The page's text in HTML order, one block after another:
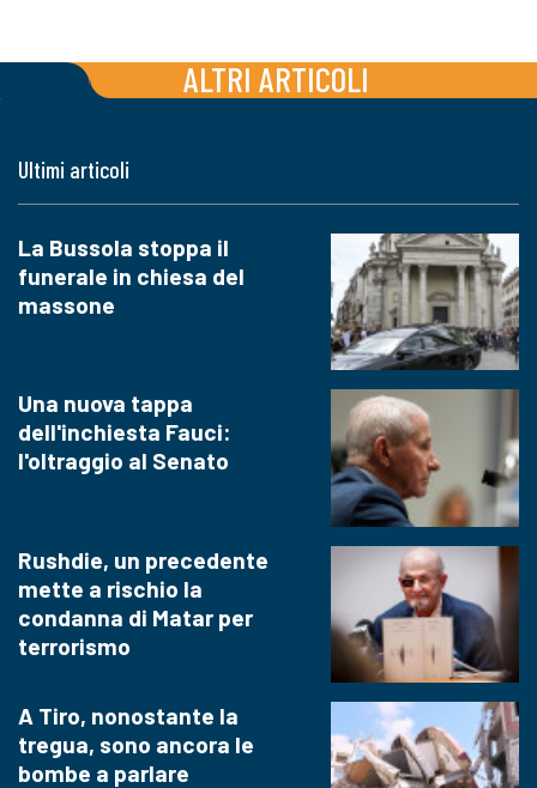
ALTRI ARTICOLI
Ultimi articoli
La Bussola stoppa il
funerale in chiesa del
massone
Una nuova tappa
dell'inchiesta Fauci:
l'oltraggio al Senato
Rushdie, un precedente
mette a rischio la
condanna di Matar per
terrorismo
A Tiro, nonostante la
tregua, sono ancora le
bombe a parlare